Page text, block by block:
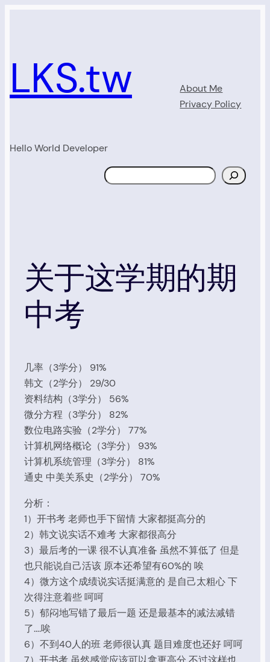
LKS.tw
Hello World Developer
About Me
Privacy Policy
Search
关于这学期的期
中考
几率（3学分） 91%
韩文（2学分） 29/30
资料结构（3学分） 56%
微分方程（3学分） 82%
数位电路实验（2学分） 77%
计算机网络概论（3学分） 93%
计算机系统管理（3学分） 81%
通史 中美关系史（2学分） 70%
分析：
1）开书考 老师也手下留情 大家都挺高分的
2）韩文说实话不难考 大家都很高分
3）最后考的一课 很不认真准备 虽然不算低了 但是
也只能说自己活该 原本还希望有60%的 唉
4）微方这个成绩说实话挺满意的 是自己太粗心 下
次得注意着些 呵呵
5）郁闷地写错了最后一题 还是最基本的减法减错
了….唉
6）不到40人的班 老师很认真 题目难度也还好 呵呵